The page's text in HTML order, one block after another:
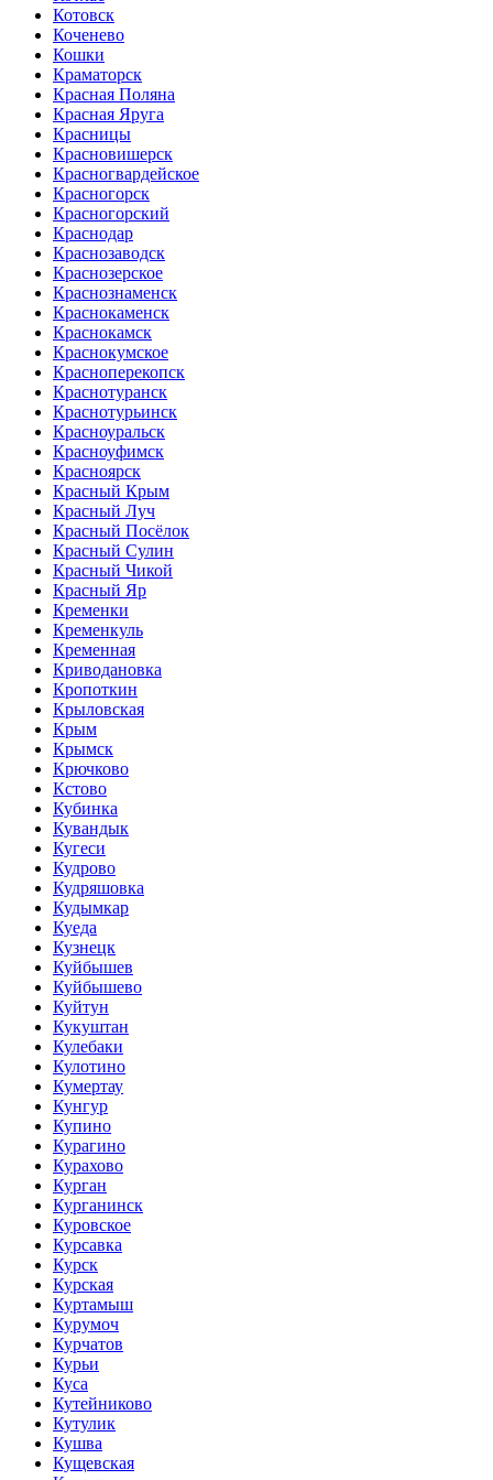
Котовск
Коченево
Кошки
Краматорск
Красная Поляна
Красная Яруга
Красницы
Красновишерск
Красногвардейское
Красногорск
Красногорский
Краснодар
Краснозаводск
Краснозерское
Краснознаменск
Краснокаменск
Краснокамск
Краснокумское
Красноперекопск
Краснотуранск
Краснотурьинск
Красноуральск
Красноуфимск
Красноярск
Красный Крым
Красный Луч
Красный Посёлок
Красный Сулин
Красный Чикой
Красный Яр
Кременки
Кременкуль
Кременная
Криводановка
Кропоткин
Крыловская
Крым
Крымск
Крючково
Кстово
Кубинка
Кувандык
Кугеси
Кудрово
Кудряшовка
Кудымкар
Куеда
Кузнецк
Куйбышев
Куйбышево
Куйтун
Кукуштан
Кулебаки
Кулотино
Кумертау
Кунгур
Купино
Курагино
Курахово
Курган
Курганинск
Куровское
Курсавка
Курск
Курская
Куртамыш
Курумоч
Курчатов
Курьи
Куса
Кутейниково
Кутулик
Кушва
Кущевская